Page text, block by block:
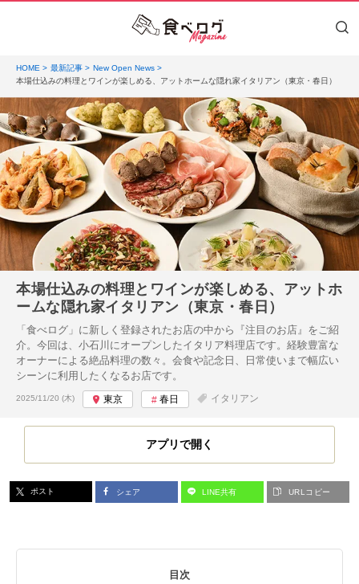
HOME 最新記事
New Open News
本場仕込みの料理とワインが楽しめる、アットホームな隠れ家イタリアン（東京・春日）
本場仕込みの料理とワインが楽しめる、アットホ
ームな隠れ家イタリアン（東京・春日）
「食べログ」に新しく登録されたお店の中から『注目のお店』をご紹
介。今回は、小石川にオープンしたイタリア料理店です。経験豊富な
オーナーによる絶品料理の数々。会食や記念日、日常使いまで幅広い
シーンに利用したくなるお店です。
投稿日:
2025/11/20 (木) 東京 春日 イタリアン
アプリで開く
ポスト シェア LINE共有 URLコピー
目次